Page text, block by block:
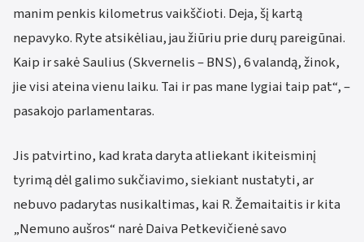
manim penkis kilometrus vaikščioti. Deja, šį kartą
nepavyko. Ryte atsikėliau, jau žiūriu prie durų pareigūnai.
Kaip ir sakė Saulius (Skvernelis – BNS), 6 valandą, žinok,
jie visi ateina vienu laiku. Tai ir pas mane lygiai taip pat“, –
pasakojo parlamentaras.
Jis patvirtino, kad krata daryta atliekant ikiteisminį
tyrimą dėl galimo sukčiavimo, siekiant nustatyti, ar
nebuvo padarytas nusikaltimas, kai R. Žemaitaitis ir kita
„Nemuno aušros“ narė Daiva Petkevičienė savo